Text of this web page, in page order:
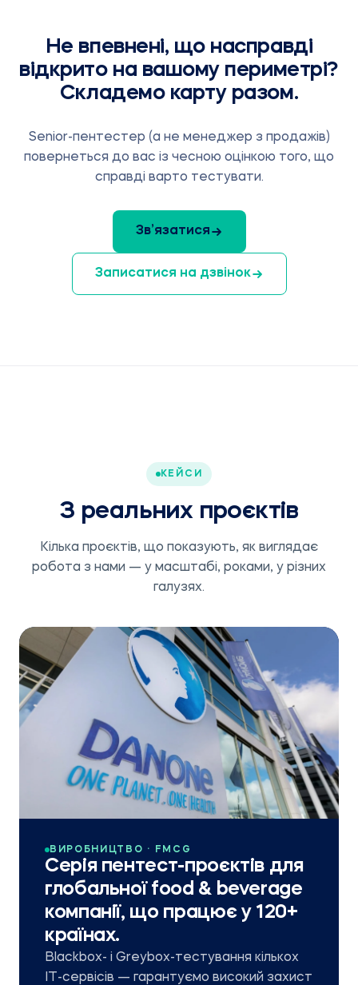
Не впевнені, що насправді
відкрито на вашому периметрі?
Складемо карту разом.
Senior-пентестер (а не менеджер з продажів)
повернеться до вас із чесною оцінкою того, що
справді варто тестувати.
Зв’язатися
Записатися на дзвінок
КЕЙСИ
З реальних проєктів
Кілька проєктів, що показують, як виглядає
робота з нами — у масштабі, роками, у різних
галузях.
ВИРОБНИЦТВО · FMCG
Серія пентест-проєктів для
глобальної food & beverage
компанії, що працює у 120+
країнах.
Blackbox- і Greybox-тестування кількох
ІТ-сервісів — гарантуємо високий захист